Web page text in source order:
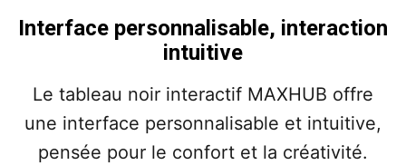
Interface personnalisable, interaction
intuitive
Le tableau noir interactif MAXHUB offre
une interface personnalisable et intuitive,
pensée pour le confort et la créativité.